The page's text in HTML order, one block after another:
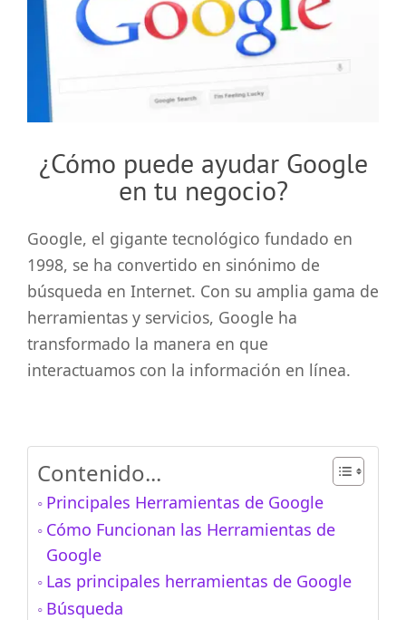
grande
¿Cómo puede ayudar Google
en tu negocio?
Google, el gigante tecnológico fundado en
1998, se ha convertido en sinónimo de
búsqueda en Internet. Con su amplia gama de
herramientas y servicios, Google ha
transformado la manera en que
interactuamos con la información en línea.
Contenido...
Principales Herramientas de Google
Cómo Funcionan las Herramientas de
Google
Las principales herramientas de Google
Búsqueda